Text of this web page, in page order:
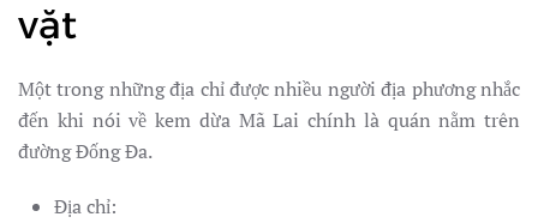
vặt
Một trong những địa chỉ được nhiều người địa phương nhắc
đến khi nói về kem dừa Mã Lai chính là quán nằm trên
đường Đống Đa.
Địa chỉ: